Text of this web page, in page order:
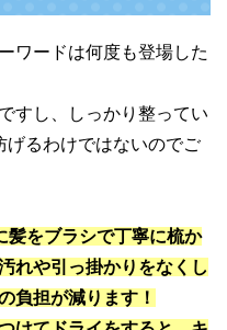
ワードは何度も登場した
すし、しっかり整ってい
げるわけではないのでご
髪をブラシで丁寧に梳か
れや引っ掛かりをなくし
負担が減ります！